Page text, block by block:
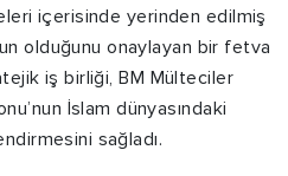
içerisinde yerinden edilmiş
olduğunu onaylayan bir fetva
iş birliği, BM Mülteciler
İslam dünyasındaki
sağladı.